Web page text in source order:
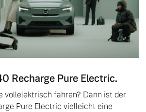
Recharge Pure Electric.
vollelektrisch fahren? Dann ist der
Pure Electric vielleicht eine